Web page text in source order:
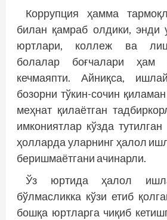
Коррупция ҳамма
билан қамраб олдики, энди
юртлари, коллеж ва
болалар боғчалари ҳам
кечмаяпти. Айниқса,
бозорни тўкин-сочин
меҳнат қилаётган
имкониятлар кўзда
ҳолларда уларнинг ҳалол
беришмаётгани ачинарли.
Ўз юртида ҳалол
бўлмасликка кўзи етиб
бошқа юртларга чиқиб